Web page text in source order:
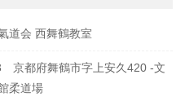
道会 西舞鶴教室
京都府舞鶴市字上安久420 -文
柔道場